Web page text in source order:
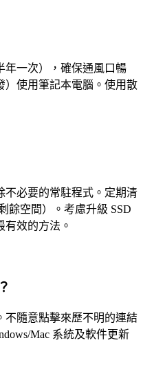
年一次），確保通風口暢
）使用筆記本電腦。使用散
不必要的常駐程式。定期清
餘空間）。考慮升級 SSD
有效的方法。
不隨意點擊來歷不明的連結
Mac 系統及軟件更新